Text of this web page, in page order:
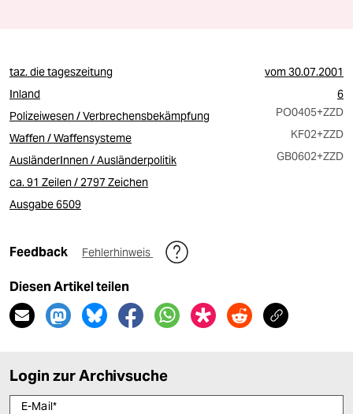
taz. die tageszeitung vom30.07.2001
Inland
6
Polizeiwesen / Verbrechensbekämpfung
PO0405+ZZD
Waffen / Waffensysteme
KF02+ZZD
AusländerInnen / Ausländerpolitik
GB0602+ZZD
ca. 91 Zeilen / 2797 Zeichen
Ausgabe 6509
Feedback Fehlerhinweis
Diesen Artikel teilen
Login zur Archivsuche
E-Mail*